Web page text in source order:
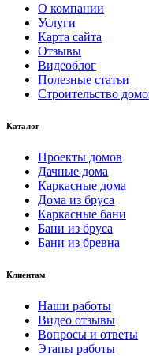
О компании
Услуги
Карта сайта
Отзывы
Видеоблог
Полезные статьи
Строительство
Каталог
Проекты домов
Дачные дома
Каркасные дома
Дома из бруса
Каркасные бани
Бани из бруса
Бани из бревна
Клиентам
Наши работы
Видео отзывы
Вопросы и ответы
Этапы работы